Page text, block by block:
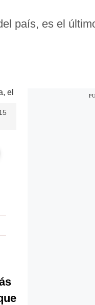
país, es el